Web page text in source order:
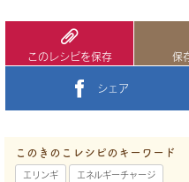
このレシピを保存 保
シェア
このきのこレシピのキーワード
エリンギ エネルギーチャージ